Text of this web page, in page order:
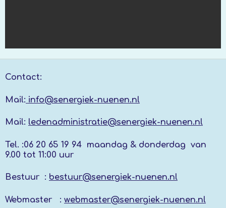
Contact:
Mail: info@senergiek-nuenen.nl
Mail: ledenadministratie@senergiek-nuenen.nl
Tel. :06 20 65 19 94 maandag & donderdag van
9.00 tot 11:00 uur
Bestuur : bestuur@senergiek-nuenen.nl
Webmaster : webmaster@senergiek-nuenen.nl